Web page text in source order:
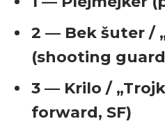
2 — Bek šuter /
(shooting
3 — Krilo /
forward, SF)